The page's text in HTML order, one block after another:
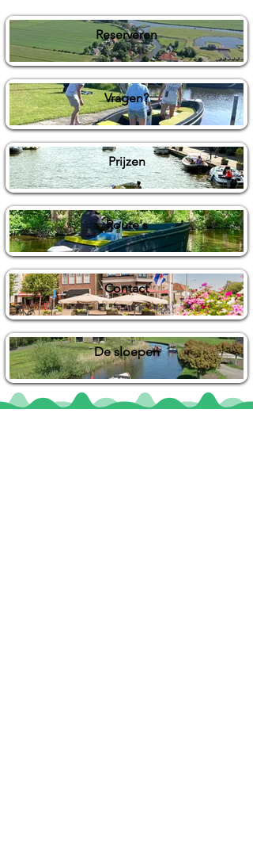
Reserveren
Vragen?
Prijzen
Route's
Contact
De sloepen